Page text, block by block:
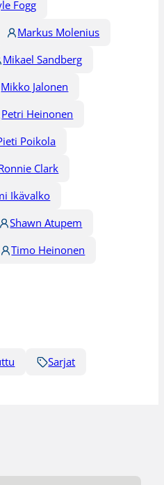
Fogg
Markus Molenius
Mikael Sandberg
Mikko Jalonen
Petri Heinonen
Poikola
Clark
Ikävalko
Shawn Atupem
Timo Heinonen
Sarjat